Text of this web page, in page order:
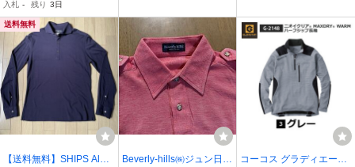
2 3271Q♪
入札 - 残り 3日
送料無料
【送料無料】SHIPS Albin
Beverly-hills㈱ジュン日本
コーコス グラディエータ